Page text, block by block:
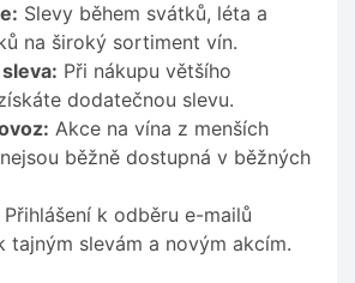
Slevy během svátků, léta a
na široký sortiment vín.
Při nákupu většího
dodatečnou slevu.
Akce na vína z menších
běžně dostupná v běžných
Přihlášení k odběru e-mailů
tajným slevám a novým akcím.